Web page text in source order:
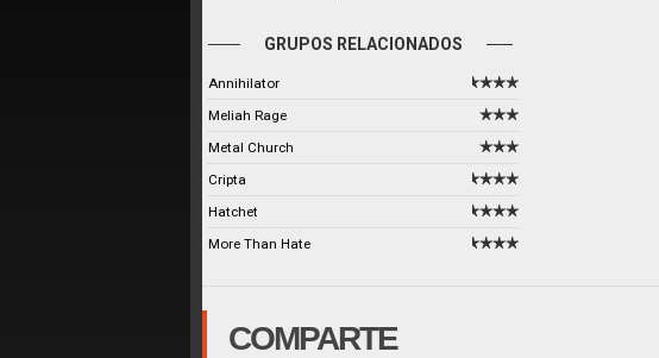
GRUPOS RELACIONADOS
Annihilator
Meliah Rage
Metal Church
Cripta
Hatchet
More Than Hate
COMPARTE